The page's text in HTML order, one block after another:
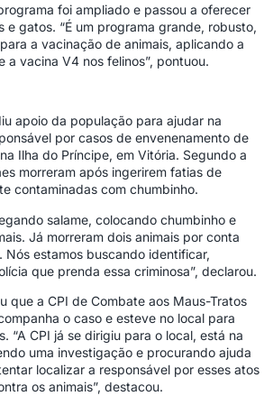
foi ampliado e passou a oferecer
e gatos. “É um programa grande, robusto,
a vacinação de animais, aplicando a
a vacina V4 nos felinos”, pontuou.
apoio da população para ajudar na
por casos de envenenamento de
Ilha do Príncipe, em Vitória. Segundo a
morreram após ingerirem fatias de
contaminadas com chumbinho.
salame, colocando chumbinho e
Já morreram dois animais por conta
Nós estamos buscando identificar,
que prenda essa criminosa”, declarou.
que a CPI de Combate aos Maus-Tratos
o caso e esteve no local para
“A CPI já se dirigiu para o local, está na
uma investigação e procurando ajuda
localizar a responsável por esses atos
os animais”, destacou.